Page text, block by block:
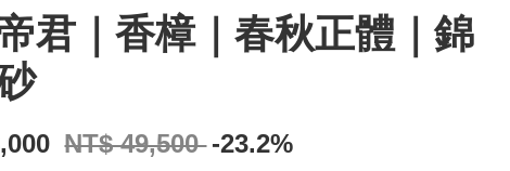
君｜香樟｜春秋正體｜錦
NT$ 49,500 -23.2%